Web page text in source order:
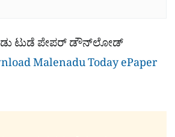
ಟುಡೆ ಪೇಪರ್ ಡೌನ್​ಲೋಡ್
Malenadu Today ePaper